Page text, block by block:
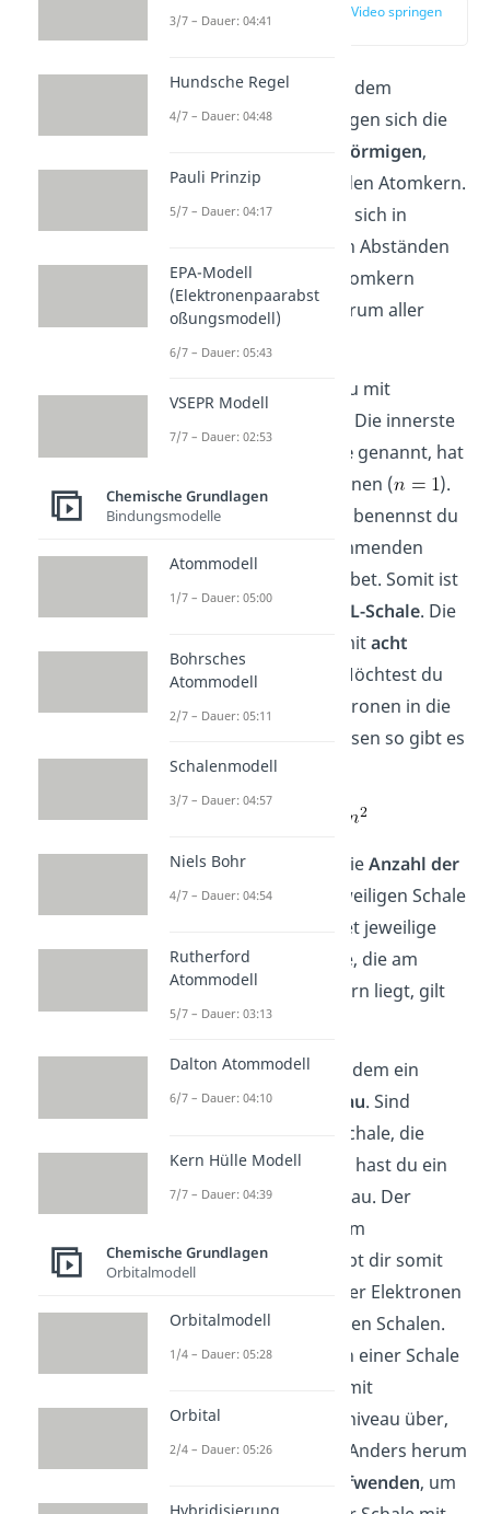
zur Stelle im Video springen
Im Atomaufbau nach dem
Schalenmodell
bewegen sich die
kreisförmigen,
ebenen Schalen um den Atomkern.
Die Schalen befinden sich in
, also festen Abständen
voneinander. Dein Atomkern
befindet sich im Zentrum aller
Schalen.
Die Schalen kannst du mit
Elektronen besetzen. Die innerste
Schale, auch
K-Schalegenannt, hat
Elektronen (
).
Die weiteren Schalen benennst du
nach dem nächstkommenden
Buchstaben im Alphabet. Somit ist
die zweite Schale die L-Schale. Die
L-Schale besetzt du mitacht
Elektronen (
). Möchtest du
wissen wie viele Elektronen in die
weiteren Schalen passen so gibt es
eine Formel dafür.
Dein bezeichnet dieAnzahl der
Elektronenin der jeweiligen Schale
bezeichnet jeweilige
Schale. Für die Schale, die am
nächsten am Atomkern liegt, gilt
.
Jede Schale besitzt zudem ein
eigenesEnergieniveau. Sind
Elektronen in einer Schale, die
näheram Kern ist, so hast du ein
geringesEnergieniveau. Der
Atomaufbau nach dem
Schalenmodell
erlaubt dir somit
der Elektronen
zwischen den einzelnen Schalen.
Geht ein Elektron von einer Schale
mit höherem in eins mit
niedrigerem Energieniveau über,
so wirdEnergie
. Anders herum
aufwenden, um
3/7 – Dauer: 04:41
Hundsche Regel
4/7 – Dauer: 04:48
Pauli Prinzip
5/7 – Dauer: 04:17
EPA-Modell
(Elektronenpaarabst
oßungsmodell)
6/7 – Dauer: 05:43
VSEPR Modell
7/7 – Dauer: 02:53
Chemische Grundlagen
Bindungsmodelle
Atommodell
1/7 – Dauer: 05:00
Bohrsches
Atommodell
2/7 – Dauer: 05:11
Schalenmodell
3/7 – Dauer: 04:57
Niels Bohr
4/7 – Dauer: 04:54
Rutherford
Atommodell
5/7 – Dauer: 03:13
Dalton Atommodell
6/7 – Dauer: 04:10
Kern Hülle Modell
7/7 – Dauer: 04:39
Chemische Grundlagen
Orbitalmodell
Orbitalmodell
1/4 – Dauer: 05:28
Orbital
2/4 – Dauer: 05:26